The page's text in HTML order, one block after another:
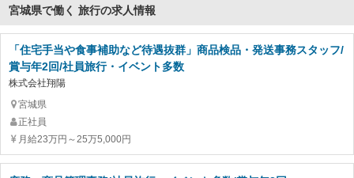
宮城県で働く 旅行の求人情報
「住宅手当や食事補助など待遇抜群」商品検品・発送事務スタッフ/
賞与年2回/社員旅行・イベント多数
株式会社翔陽
宮城県
正社員
月給23万円～25万5,000円